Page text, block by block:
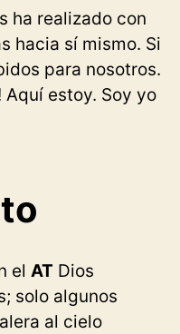
ha realizado con
hacia sí mismo. Si
para nosotros.
Aquí estoy. Soy yo
el AT Dios
solo algunos
al cielo